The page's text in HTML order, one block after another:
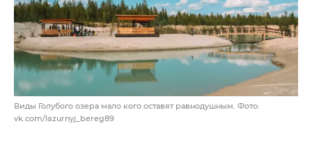
Виды Голубого озера мало кого оставят равнодушным. Фото:
vk.com/lazurnyj_bereg89